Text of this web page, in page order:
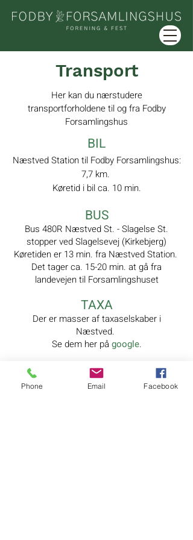
Transport
Her kan du nærstudere
transportforholdene til og fra Fodby
Forsamlingshus
BIL
Næstved Station til Fodby Forsamlingshus:
7,7 km.
Køretid i bil ca. 10 min.
BUS
Bus 480R Næstved St. - Slagelse St.
stopperved Slagelsevej (Kirkebjerg)
Køretiden er 13 min. fra Næstved Station.
Det tager ca. 15-20 min. at gå fra
landevejen til Forsamlingshuset
TAXA
Der er masser af taxaselskaber i
Næstved.
Se dem her på google.
Phone Email Facebook